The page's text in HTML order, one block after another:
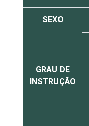
SEXO
GRAU DE
INSTRUÇÃO